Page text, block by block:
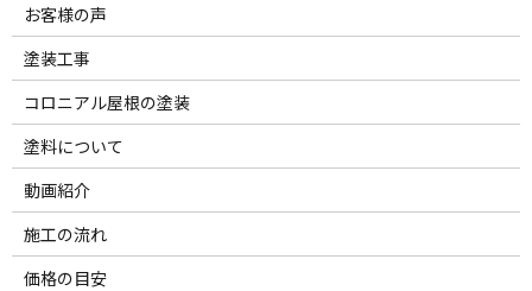
お客様の声
塗装工事
コロニアル屋根の塗装
塗料について
動画紹介
施工の流れ
価格の目安